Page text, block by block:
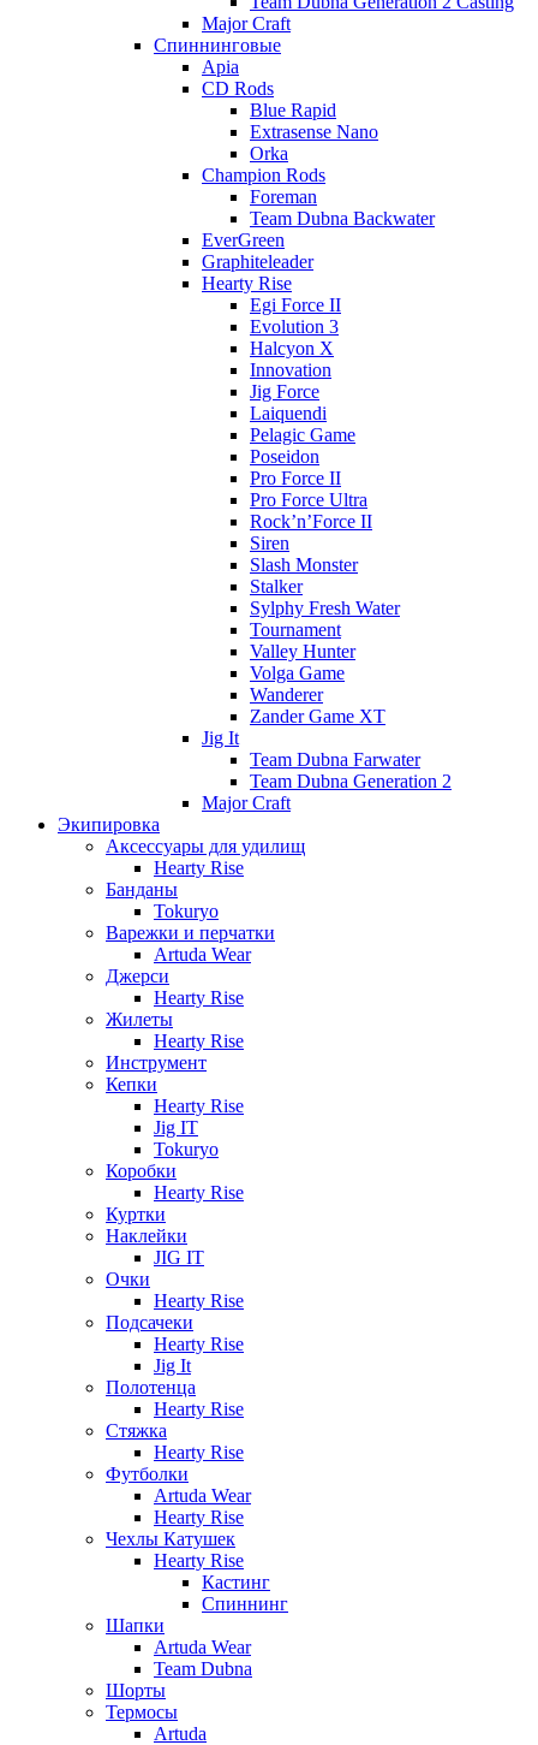
Major Craft
Спиннинговые
Apia
CD Rods
Blue Rapid
Extrasense Nano
Orka
Champion Rods
Foreman
Team Dubna Backwater
EverGreen
Graphiteleader
Hearty Rise
Egi Force II
Evolution 3
Halcyon X
Innovation
Jig Force
Laiquendi
Pelagic Game
Poseidon
Pro Force II
Pro Force Ultra
Rock’n’Force II
Siren
Slash Monster
Stalker
Sylphy Fresh Water
Tournament
Valley Hunter
Volga Game
Wanderer
Zander Game XT
Jig It
Team Dubna Farwater
Team Dubna Generation 2
Major Craft
Экипировка
Аксессуары для удилищ
Hearty Rise
Банданы
Tokuryo
Варежки и перчатки
Artuda Wear
Джерси
Hearty Rise
Жилеты
Hearty Rise
Инструмент
Кепки
Hearty Rise
Jig IT
Tokuryo
Коробки
Hearty Rise
Куртки
Наклейки
JIG IT
Очки
Hearty Rise
Подсачеки
Hearty Rise
Jig It
Полотенца
Hearty Rise
Стяжка
Hearty Rise
Футболки
Artuda Wear
Hearty Rise
Чехлы Катушек
Hearty Rise
Кастинг
Спиннинг
Шапки
Artuda Wear
Team Dubna
Шорты
Термосы
Artuda